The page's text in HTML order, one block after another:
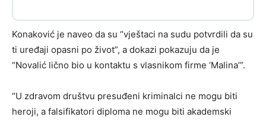
Konaković je naveo da su “vještaci na sudu potvrdili da su
ti uređaji opasni po život”, a dokazi pokazuju da je
“Novalić lično bio u kontaktu s vlasnikom firme ‘Malina’”.
“U zdravom društvu presuđeni kriminalci ne mogu biti
heroji, a falsifikatori diploma ne mogu biti akademski